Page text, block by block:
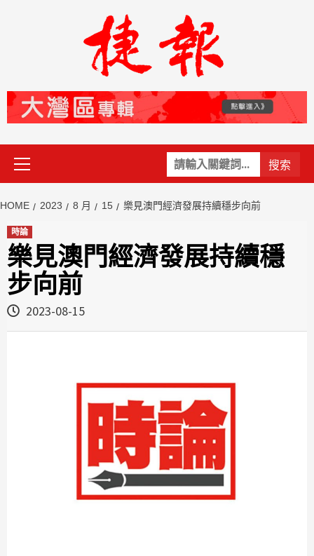
關
鍵
Primary
Menu
HOME 2023 8 月 15 樂見澳門經濟發展持續穩步向前
時論
樂見澳門經濟發展持續穩
步向前
2023-08-15